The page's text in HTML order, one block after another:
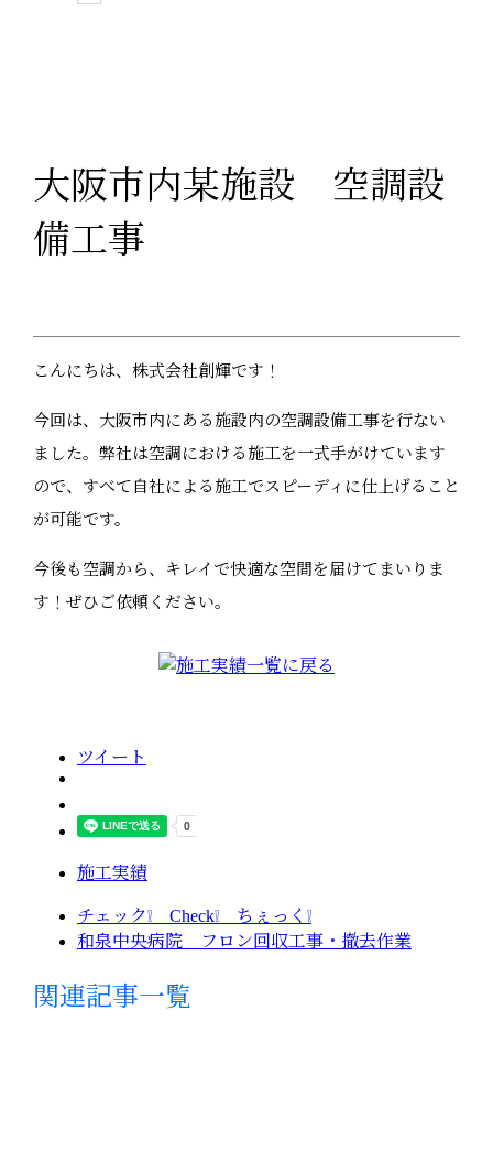
大阪市内某施設 空調設
備工事
こんにちは、株式会社創輝です！
今回は、大阪市内にある施設内の空調設備工事を行ない
ました。弊社は空調における施工を一式手がけています
ので、すべて自社による施工でスピーディに仕上げること
が可能です。
今後も空調から、キレイで快適な空間を届けてまいりま
す！ぜひご依頼ください。
ツイート
施工実績
チェック❕ Check❕ ちぇっく❕
和泉中央病院 フロン回収工事・撤去作業
関連記事一覧